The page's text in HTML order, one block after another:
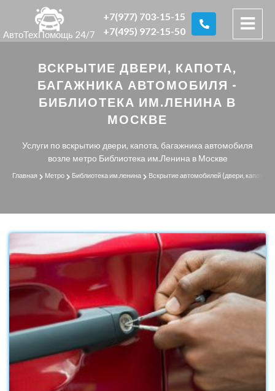
АвтоТехПомощь 24/7
+7(977) 703-15-15
+7(495) 972-15-50
ВСКРЫТИЕ ДВЕРИ, КАПОТА,
БАГАЖНИКА АВТОМОБИЛЯ -
БИБЛИОТЕКА ИМ.ЛЕНИНА В
МОСКВЕ
Услуги по вскрытию двери, капота, багажника автомобиля
возле метро Библиотека им.Ленина в Москве
Главная Метро Библиотека им.ленина Вскрытие автомобилей (двери, капота,